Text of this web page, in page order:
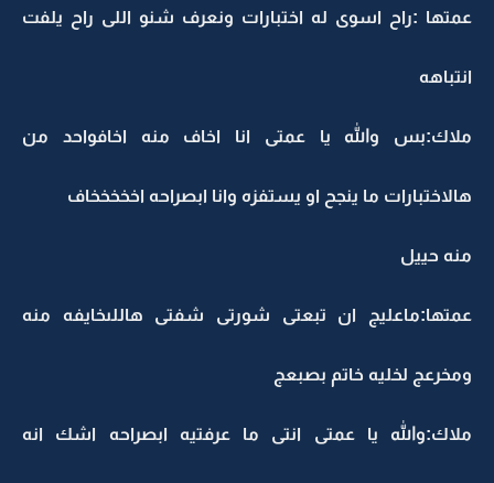
عمتها :راح اسوى له اختبارات ونعرف شنو اللى راح يلفت
انتباهه
ملاك:بس والله يا عمتى انا اخاف منه اخافواحد من
هالاختبارات ما ينجح او يستفزه وانا ابصراحه اخخخخخاف
منه حييل
عمتها:ماعليج ان تبعتى شورتى شفتى هاللىخايفه منه
ومخرعج لخليه خاتم بصبعج
ملاك:والله يا عمتى انتى ما عرفتيه ابصراحه اشك انه